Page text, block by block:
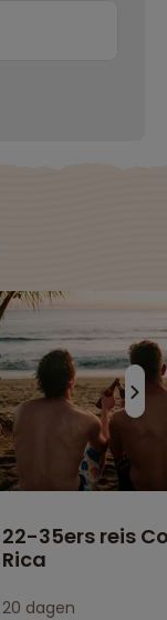
22-35ers reis
Rica
20 dagen